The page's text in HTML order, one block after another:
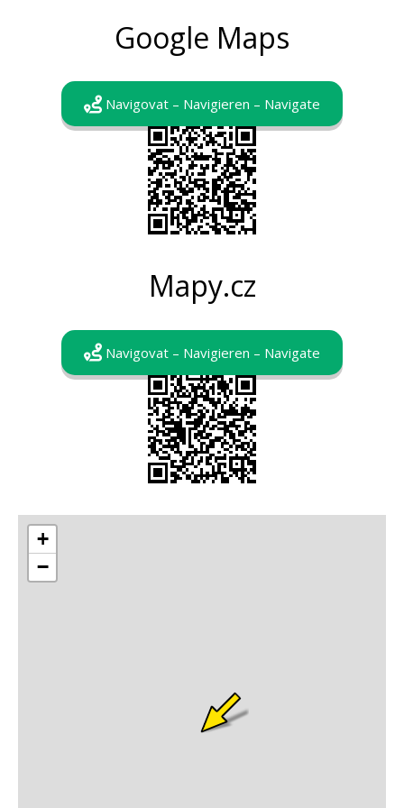
Google Maps
Navigovat – Navigieren – Navigate
Mapy.cz
Navigovat – Navigieren – Navigate